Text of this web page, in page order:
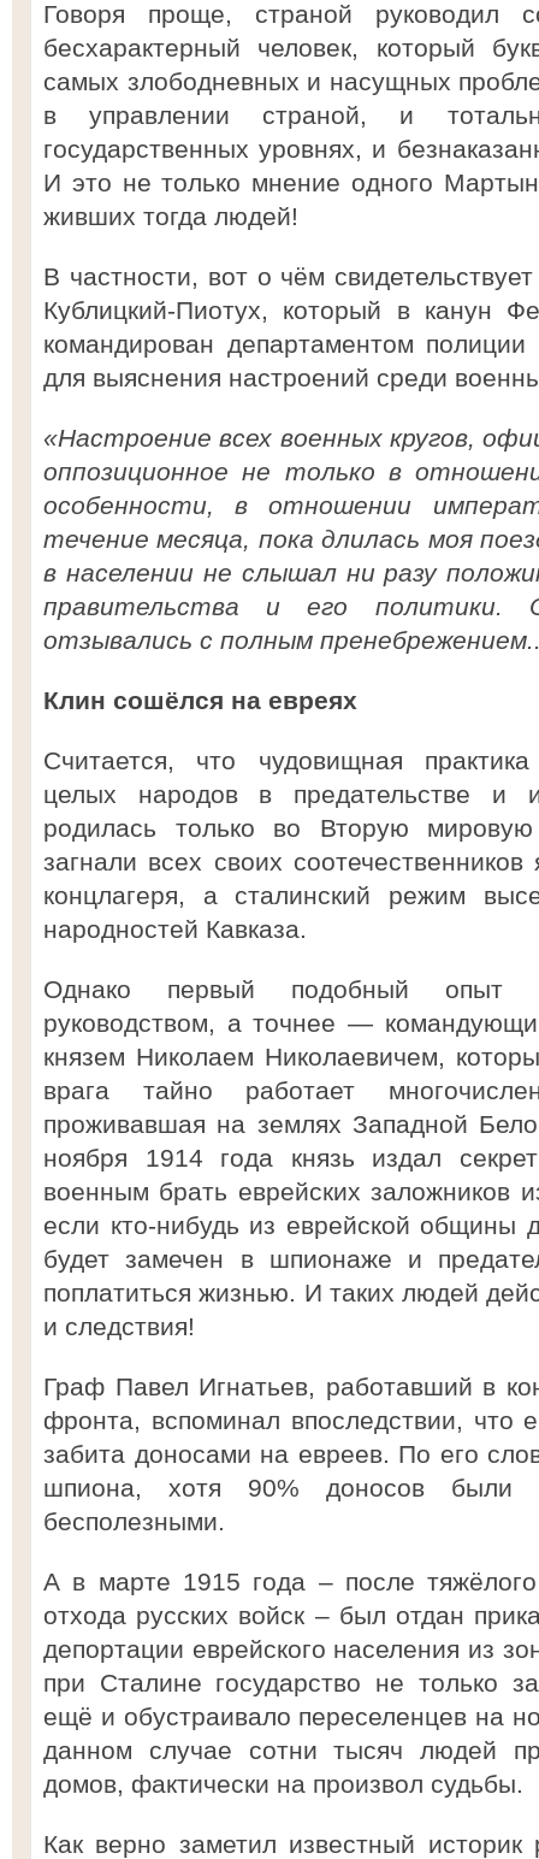
Говоря проще, страной руководил
бесхарактерный человек, который
самых злободневных и насущных
в управлении страной, и
государственных уровнях, и
И это не только мнение одного
живших тогда людей!
В частности, вот о чём
Кублицкий-Пиотух, который в канун
командирован департаментом
для выяснения настроений среди
«Настроение всех военных кругов,
оппозиционное не только в
особенности, в отношении
течение месяца, пока длилась моя
в населении не слышал ни разу
правительства и его политики.
отзывались с полным
Клин сошёлся на евреях
Считается, что чудовищная
целых народов в предательстве и
родилась только во Вторую
загнали всех своих
концлагеря, а сталинский режим
народностей Кавказа.
Однако первый подобный опыт
руководством, а точнее —
князем Николаем Николаевичем,
врага тайно работает
проживавшая на землях Западной
ноября 1914 года князь издал
военным брать еврейских заложников
если кто-нибудь из еврейской общины
будет замечен в шпионаже и
поплатиться жизнью. И таких людей
и следствия!
Граф Павел Игнатьев, работавший в
фронта, вспоминал впоследствии, что
забита доносами на евреев. По его
шпиона, хотя 90% доносов были
бесполезными.
А в марте 1915 года – после
отхода русских войск – был отдан
депортации еврейского населения из
при Сталине государство не только
ещё и обустраивало переселенцев на
данном случае сотни тысяч людей
домов, фактически на произвол судьбы.
Как верно заметил известный историк